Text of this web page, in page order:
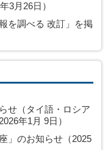
3月26日）
を調べる 改訂」を掲
せ（タイ語・ロシア
年1月 9日）
」のお知らせ（2025